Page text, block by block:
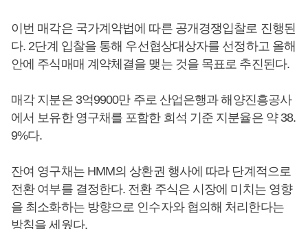
이번 매각은 국가계약법에 따른 공개경쟁입찰로 진행된
다. 2단계 입찰을 통해 우선협상대상자를 선정하고 올해
안에 주식매매 계약체결을 맺는 것을 목표로 추진된다.
매각 지분은 3억9900만 주로 산업은행과 해양진흥공사
에서 보유한 영구채를 포함한 희석 기준 지분율은 약 38.
9%다.
잔여 영구채는 HMM의 상환권 행사에 따라 단계적으로
전환 여부를 결정한다. 전환 주식은 시장에 미치는 영향
을 최소화하는 방향으로 인수자와 협의해 처리한다는
방침을 세웠다.